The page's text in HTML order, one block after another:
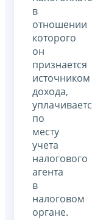
в
отношении
которого
он
признается
источником
дохода,
по
месту
учета
налогового
агента
в
налоговом
органе.